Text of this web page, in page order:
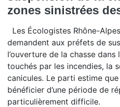
zones sinistrées
Les Écologistes Rhône-
demandent aux préfets de
l’ouverture de la chasse
touchés par les incendies, la
canicules. Le parti estime
bénéficier d’une période de
particulièrement difficile.